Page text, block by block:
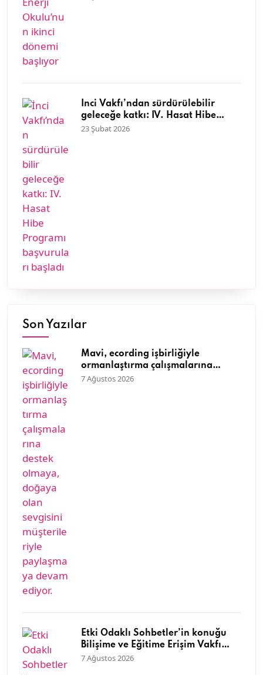
İnci Vakfı’ndan sürdürülebilir
geleceğe katkı: IV. Hasat Hibe
Programı başvuruları başladı
23 Şubat 2026
Son Yazılar
Mavi, ecording işbirliğiyle
ormanlaştırma çalışmalarına
destek olmaya, doğaya olan
7 Ağustos 2026
Etki Odaklı Sohbetler’in konuğu
Bilişime ve Eğitime Erişim Vakfı
Genel Müdürü Dr. Neyran
7 Ağustos 2026